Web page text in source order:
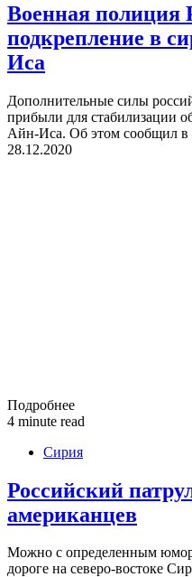
Военная полиция
подкрепление в
Иса
Дополнительные силы
прибыли для стабилизации
Айн-Иса. Об этом сообщил в
28.12.2020
Подробнее
4 minute read
Сирия
Российский
американцев
Можно с определенным
дороге на северо-востоке